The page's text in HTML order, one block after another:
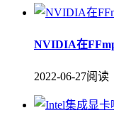
NVIDIA在
2022-06-27阅读